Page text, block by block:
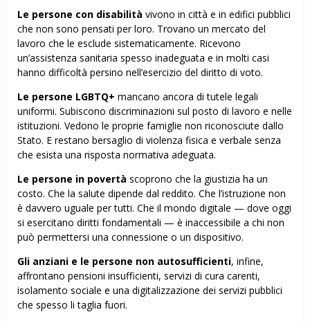
Le persone con disabilità vivono in città e in edifici pubblici
che non sono pensati per loro. Trovano un mercato del
lavoro che le esclude sistematicamente. Ricevono
un’assistenza sanitaria spesso inadeguata e in molti casi
hanno difficoltà persino nell’esercizio del diritto di voto.
Le persone LGBTQ+ mancano ancora di tutele legali
uniformi. Subiscono discriminazioni sul posto di lavoro e nelle
istituzioni. Vedono le proprie famiglie non riconosciute dallo
Stato. E restano bersaglio di violenza fisica e verbale senza
che esista una risposta normativa adeguata.
Le persone in povertà scoprono che la giustizia ha un
costo. Che la salute dipende dal reddito. Che l’istruzione non
è davvero uguale per tutti. Che il mondo digitale — dove oggi
si esercitano diritti fondamentali — è inaccessibile a chi non
può permettersi una connessione o un dispositivo.
Gli anziani e le persone non autosufficienti, infine,
affrontano pensioni insufficienti, servizi di cura carenti,
isolamento sociale e una digitalizzazione dei servizi pubblici
che spesso li taglia fuori.